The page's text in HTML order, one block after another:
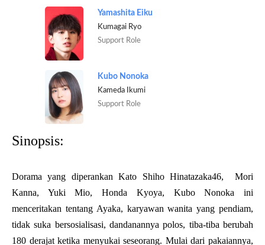
Yamashita Eiku
Kumagai Ryo
Support Role
Kubo Nonoka
Kameda Ikumi
Support Role
Sinopsis:
Dorama yang diperankan Kato Shiho Hinatazaka46, Mori
Kanna, Yuki Mio, Honda Kyoya, Kubo Nonoka ini
menceritakan tentang Ayaka, karyawan wanita yang pendiam,
tidak suka bersosialisasi, dandanannya polos, tiba-tiba berubah
180 derajat ketika menyukai seseorang. Mulai dari pakaiannya,